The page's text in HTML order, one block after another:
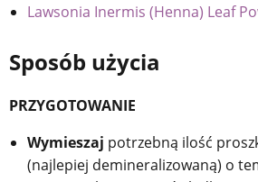
Lawsonia Inermis (Henna) Leaf
Sposób użycia
PRZYGOTOWANIE
Wymieszaj potrzebną ilość
(najlepiej demineralizowaną) o